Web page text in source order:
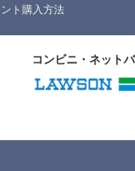
ト購入方法
コンビニ・ネット